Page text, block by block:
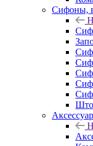
Сифоны,